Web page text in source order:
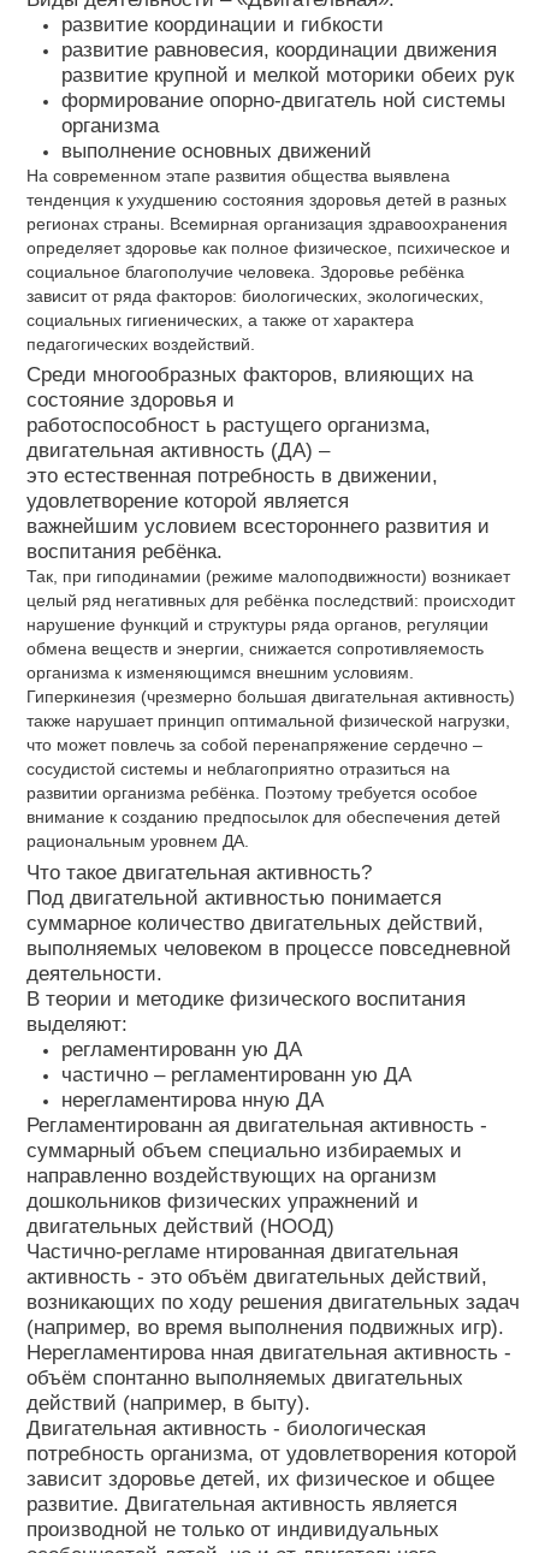
развитие координации и гибкости
развитие равновесия, координации движения​
развитие крупной и мелкой моторики обеих рук
​ формирование опорно-двигатель ной системы
организма
выполнение основных движений
На современном этапе развития общества выявлена
тенденция к ухудшению состояния здоровья детей в разных
регионах страны. Всемирная организация здравоохранения
определяет здоровье как полное физическое, психическое и
социальное благополучие человека. Здоровье ребёнка
зависит от ряда факторов: биологических, экологических,
социальных гигиенических, а также от характера
педагогических воздействий.
Среди многообразных факторов, влияющих на
состояние здоровья и
работоспособност ь растущего организма,
двигательная активность (ДА) –
это естественная потребность в движении,
удовлетворение которой является
важнейшим условием всестороннего развития и
воспитания ребёнка.
Так, при гиподинамии (режиме малоподвижности) возникает
целый ряд негативных для ребёнка последствий: происходит
нарушение функций и структуры ряда органов, регуляции
обмена веществ и энергии, снижается сопротивляемость
организма к изменяющимся внешним условиям.
Гиперкинезия (чрезмерно большая двигательная активность)
также нарушает принцип оптимальной физической нагрузки,
что может повлечь за собой перенапряжение сердечно –
сосудистой системы и неблагоприятно отразиться на
развитии организма ребёнка. Поэтому требуется особое
внимание к созданию предпосылок для обеспечения детей
рациональным уровнем ДА.
Что такое двигательная активность?
Под двигательной активностью понимается
суммарное количество двигательных действий,
выполняемых человеком в процессе повседневной
деятельности.
В теории и методике физического воспитания
выделяют:
регламентированн ую ДА
частично – регламентированн ую ДА
нерегламентирова нную ДА
Регламентированн ая двигательная активность -
суммарный объем специально избираемых и
направленно воздействующих на организм
дошкольников физических упражнений и
двигательных действий (НООД)
Частично-регламе нтированная двигательная
активность - это объём двигательных действий,
возникающих по ходу решения двигательных задач
(например, во время выполнения подвижных игр).
Нерегламентирова нная двигательная активность -
объём спонтанно выполняемых двигательных
действий (например, в быту).
Двигательная активность - биологическая
потребность организма, от удовлетворения которой
зависит здоровье детей, их физическое и общее
развитие. Двигательная активность является
производной не только от индивидуальных